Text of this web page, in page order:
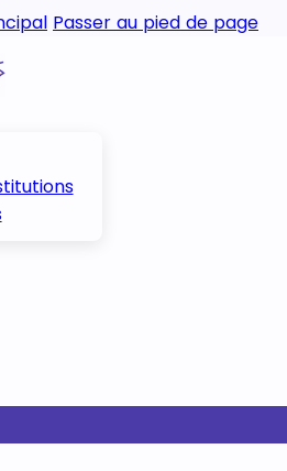
Passer au pied de page